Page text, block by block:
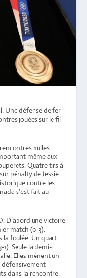
Une défense de fer
jouées sur le fil
nulles
même aux
Quatre tirs à
pénalty de Jessie
contre les
s’est fait au
D’abord une victoire
match (0-3).
la foulée. Un quart
Seule la demi-
Elles mènent un
défensivement
dans la rencontre.